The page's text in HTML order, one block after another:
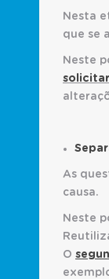
Nesta
que se
Neste
As
causa.
Neste
O